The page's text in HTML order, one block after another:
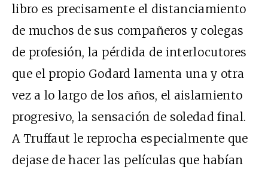
libro es precisamente el distanciamiento
de muchos de sus compañeros y colegas
de profesión, la pérdida de interlocutores
que el propio Godard lamenta una y otra
vez a lo largo de los años, el aislamiento
progresivo, la sensación de soledad final.
A Truffaut le reprocha especialmente que
dejase de hacer las películas que habían